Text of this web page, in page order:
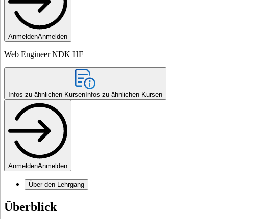
AnmeldenAnmelden
Web Engineer NDK HF
Infos zu ähnlichen Kursen Infos zu ähnlichen Kursen
AnmeldenAnmelden
Über den Lehrgang
Überblick